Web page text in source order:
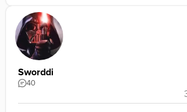
Sworddi
40